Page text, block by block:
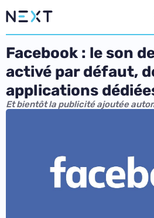
Facebook : le son
activé par défaut,
applications
Et bientôt la publicité ajoutée